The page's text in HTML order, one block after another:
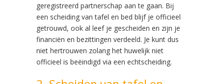
geregistreerd partnerschap aan te gaan. Bij
een scheiding van tafel en bed blijf je officieel
getrouwd, ook al leef je gescheiden en zijn je
financiën en bezittingen verdeeld. Je kunt dus
niet hertrouwen zolang het huwelijk niet
officieel is beëindigd via een echtscheiding.